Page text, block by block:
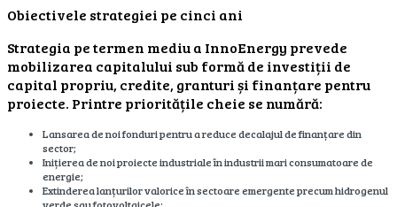
Obiectivele strategiei pe cinci ani
Strategia pe termen mediu a InnoEnergy prevede
mobilizarea capitalului sub formă de investiții de
capital propriu, credite, granturi și finanțare pentru
proiecte. Printre prioritățile cheie se numără:
Lansarea de noi fonduri pentru a reduce decalajul de finanțare din
sector;
Inițierea de noi proiecte industriale în industrii mari consumatoare de
energie;
Extinderea lanțurilor valorice în sectoare emergente precum hidrogenul